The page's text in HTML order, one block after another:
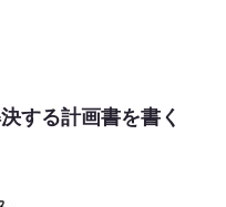
する計画書を書く